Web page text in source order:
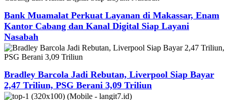
Bank Muamalat Perkuat Layanan di Makassar, Enam
Kantor Cabang dan Kanal Digital Siap Layani
Nasabah
Bradley Barcola Jadi Rebutan, Liverpool Siap Bayar
2,47 Triliun, PSG Berani 3,09 Triliun